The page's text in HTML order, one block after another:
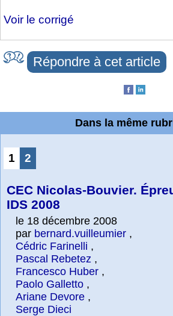
Voir le corrigé
Répondre à cet article
Dans la même
1 2
CEC Nicolas-Bouvier.
IDS 2008
le 18 décembre 2008
par bernard.vuilleumier ,
Cédric Farinelli ,
Pascal Rebetez ,
Francesco Huber ,
Paolo Galletto ,
Ariane Devore ,
Serge Dieci